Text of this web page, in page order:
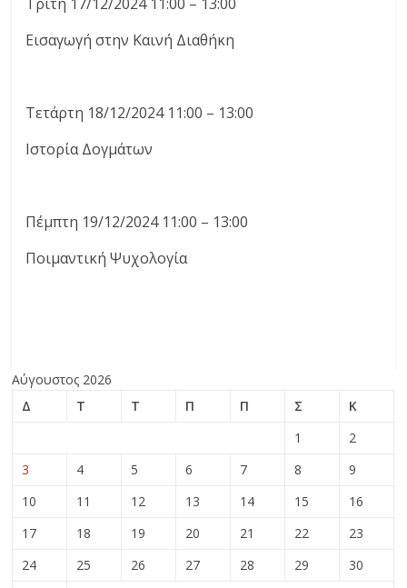
Εισαγωγή στην Καινή Διαθήκη
Τετάρτη 18/12/2024 11:00 – 13:00
Ιστορία Δογμάτων
Πέμπτη 19/12/2024 11:00 – 13:00
Ποιμαντική Ψυχολογία
Αύγουστος 2026
Δ
Τ Τ Π Π Σ
Κ
1
2
3
4 5 6 7 8
9
10
11 12 13 14 15
16
17
18 19 20 21 22
23
24
25 26 27 28 29
30